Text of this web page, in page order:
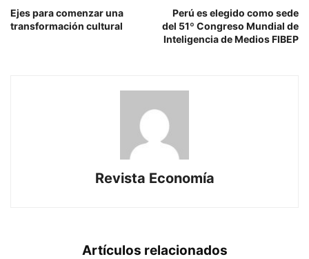
Ejes para comenzar una
transformación cultural
Perú es elegido como sede
del 51º Congreso Mundial de
Inteligencia de Medios FIBEP
Revista Economía
Artículos relacionados